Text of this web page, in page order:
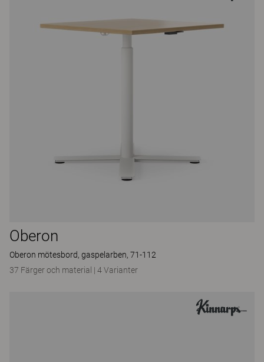
Oberon
Oberon mötesbord, gaspelarben, 71-112
37 Färger och material | 4 Varianter